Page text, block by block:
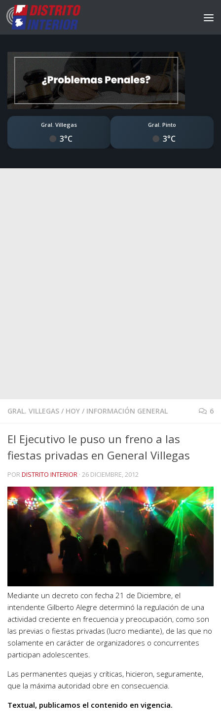
Gral. Villegas
3°C
Gral. Pinto
3°C
GRAL. VILLEGAS / HOY / INFORMACIÓN GENERAL 6
El Ejecutivo le puso un freno a las
fiestas privadas en General Villegas
PORDISTRITO INTERIOR · 26 DICIEMBRE, 2012
Mediante un decreto con fecha 21 de Diciembre, el
intendente Gilberto Alegre determinó la regulación de una
actividad creciente en frecuencia y preocupación, como son
las previas o fiestas privadas (lucro mediante), de las que no
solamente en carácter de organizadores o concurrentes
participan adolescentes.
Las permanentes quejas y críticas, hicieron, seguramente,
que la máxima autoridad obre en consecuencia.
Textual, publicamos el contenido en vigencia.